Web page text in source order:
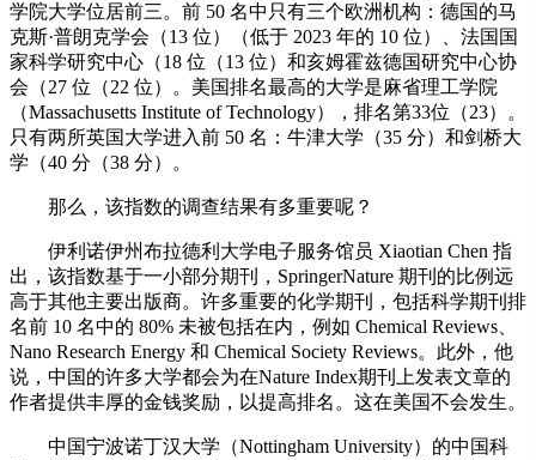
学院大学位居前三。前 50 名中只有三个欧洲机构：德国的马
克斯·普朗克学会（13 位）（低于 2023 年的 10 位）、法国国
家科学研究中心（18 位（13 位）和亥姆霍兹德国研究中心协
会（27 位（22 位）。美国排名最高的大学是麻省理工学院
（Massachusetts Institute of Technology），排名第33位（23）。
只有两所英国大学进入前 50 名：牛津大学（35 分）和剑桥大
学（40 分（38 分）。
那么，该指数的调查结果有多重要呢？
伊利诺伊州布拉德利大学电子服务馆员 Xiaotian Chen 指
出，该指数基于一小部分期刊，SpringerNature 期刊的比例远
高于其他主要出版商。许多重要的化学期刊，包括科学期刊排
名前 10 名中的 80% 未被包括在内，例如 Chemical Reviews、
Nano Research Energy 和 Chemical Society Reviews。此外，他
说，中国的许多大学都会为在Nature Index期刊上发表文章的
作者提供丰厚的金钱奖励，以提高排名。这在美国不会发生。
中国宁波诺丁汉大学（Nottingham University）的中国科